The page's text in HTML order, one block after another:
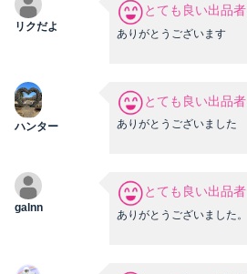
リクだよ
とても良い出品者
ありがとうございます
ハンター
とても良い出品者
ありがとうございました
galnn
とても良い出品者
ありがとうございました。